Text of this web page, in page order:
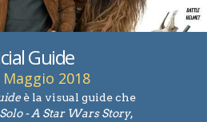
Guide
2018
è la visual guide che
Solo - A Star Wars Story,